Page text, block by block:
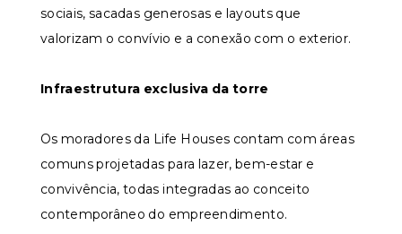
sociais, sacadas generosas e layouts que
valorizam o convívio e a conexão com o exterior.
Infraestrutura exclusiva da torre
Os moradores da Life Houses contam com áreas
comuns projetadas para lazer, bem-estar e
convivência, todas integradas ao conceito
contemporâneo do empreendimento.